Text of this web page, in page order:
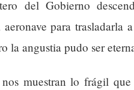
del Gobierno
para trasladarla
la angustia pudo ser
muestran lo frágil